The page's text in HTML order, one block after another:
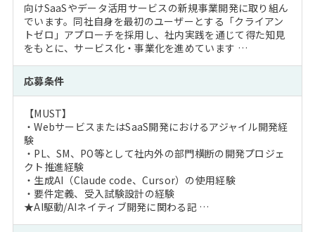
向けSaaSやデータ活用サービスの新規事業開発に取り組ん
でいます。同社自身を最初のユーザーとする「クライアン
トゼロ」アプローチを採用し、社内実践を通じて得た知見
をもとに、サービス化・事業化を進めています …
応募条件
【MUST】
・WebサービスまたはSaaS開発におけるアジャイル開発経
験
・PL、SM、PO等として社内外の部門横断の開発プロジェ
クト推進経験
・生成AI（Claude code、Cursor）の使用経験
・要件定義、受入試験設計の経験
★AI駆動/AIネイティブ開発に関わる記 …